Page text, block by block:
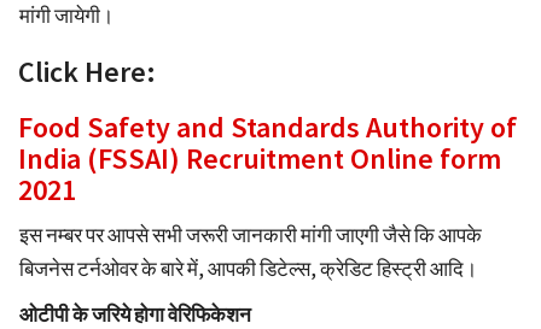
मांगी जायेगी।
Click Here:
Food Safety and Standards Authority of
India (FSSAI) Recruitment Online form
2021
इस नम्बर पर आपसे सभी जरूरी जानकारी मांगी जाएगी जैसे कि आपके
बिजनेस टर्नओवर के बारे में, आपकी डिटेल्स, क्रेडिट हिस्ट्री आदि।
ओटीपी के जरिये होगा वेरिफिकेशन